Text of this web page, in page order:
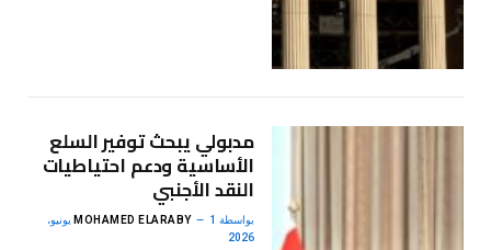
مدبولي يبحث توفير السلع
الأساسية ودعم احتياطيات
النقد الأجنبي
بواسطة MOHAMED ELARABY 1 يونيو،
2026